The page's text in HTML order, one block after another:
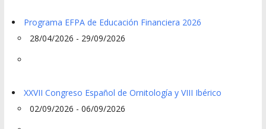
Programa EFPA de Educación Financiera 2026
28/04/2026 - 29/09/2026
XXVII Congreso Español de Ornitología y VIII Ibérico
02/09/2026 - 06/09/2026